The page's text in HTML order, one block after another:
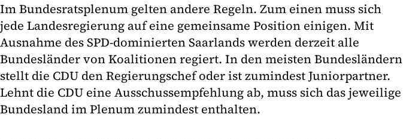
Im Bundesratsplenum gelten andere Regeln. Zum einen muss sich
jede Landesregierung auf eine gemeinsame Position einigen. Mit
Ausnahme des SPD-dominierten Saarlands werden derzeit alle
Bundesländer von Koalitionen regiert. In den meisten Bundesländern
stellt die CDU den Regierungschef oder ist zumindest Juniorpartner.
Lehnt die CDU eine Ausschussempfehlung ab, muss sich das jeweilige
Bundesland im Plenum zumindest enthalten.